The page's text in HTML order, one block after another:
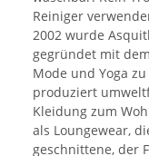
Reiniger
2002 wurde
gegründet mit
Mode und Yoga
produziert
Kleidung zum
als Loungewear,
geschnittene, der